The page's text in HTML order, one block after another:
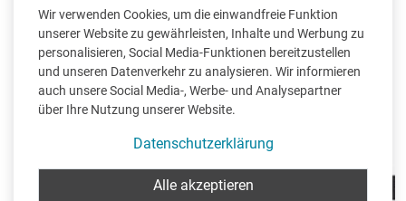
Wir verwenden Cookies, um die einwandfreie Funktion
unserer Website zu gewährleisten, Inhalte und Werbung zu
personalisieren, Social Media-Funktionen bereitzustellen
und unseren Datenverkehr zu analysieren. Wir informieren
auch unsere Social Media-, Werbe- und Analysepartner
über Ihre Nutzung unserer Website.
Datenschutzerklärung
Alle akzeptieren
gleichzeitig mit Ihrem eigenenWebshopundLetzshop
synchronisiert.